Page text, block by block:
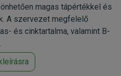
magas tápértékkel és
A szervezet megfelelő
és cinktartalma, valamint B-